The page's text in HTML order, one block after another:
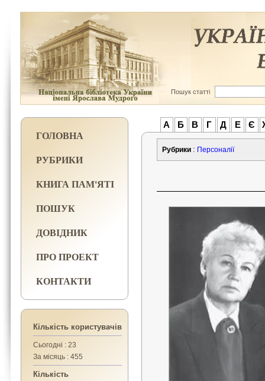
Пошук статті
ГОЛОВНА
РУБРИКИ
КНИГА ПАМ'ЯТІ
ПОШУК
ДОВІДНИК
ПРО ПРОЕКТ
КОНТАКТИ
Кількість користувачів
Сьогодні : 23
За місяць : 455
Кількість
А Б В Г Д Е Є
Рубрики : Персоналії